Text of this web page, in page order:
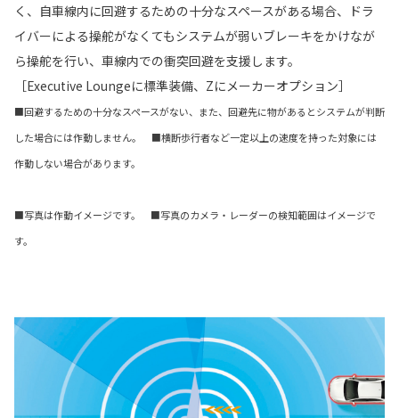
く、自車線内に回避するための十分なスペースがある場合、ドラ
イバーによる操舵がなくてもシステムが弱いブレーキをかけなが
ら操舵を行い、車線内での衝突回避を支援します。
［Executive Loungeに標準装備、Zにメーカーオプション］
■回避するための十分なスペースがない、また、回避先に物があるとシステムが判断
した場合には作動しません。 ■横断歩行者など一定以上の速度を持った対象には
作動しない場合があります。
■写真は作動イメージです。 ■写真のカメラ・レーダーの検知範囲はイメージで
す。